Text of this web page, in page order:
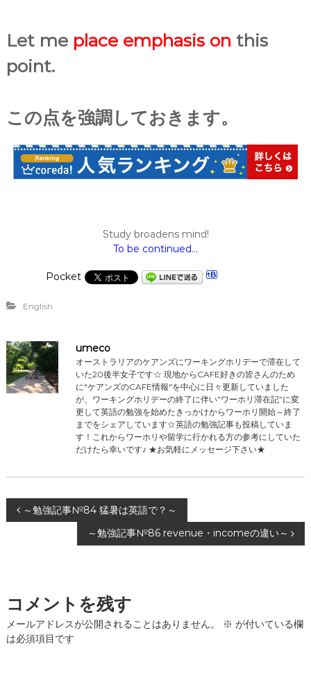
Let me place emphasis on this
point.
この点を強調しておきます。
Study broadens mind!
To be continued…
Pocket
English
umeco
オーストラリアのケアンズにワーキングホリデーで滞在して
いた20後半女子です☆ 現地からCAFE好きの皆さんのため
に"ケアンズのCAFE情報"を中心に日々更新していました
が、ワーキングホリデーの終了に伴い”ワーホリ滞在記”に変
更して英語の勉強を始めたきっかけからワーホリ開始～終了
までをシェアしています☆英語の勉強記事も投稿していま
す！これからワーホリや留学に行かれる方の参考にしていた
だけたら幸いです♪ ★お気軽にメッセージ下さい★
投
ビ
ゲ
～勉強記事№84 猛暑は英語で？～
～勉強記事№86 revenue・incomeの違い～
コメントを残す
メールアドレスが公開されることはありません。 ※ が付いている欄
は必須項目です